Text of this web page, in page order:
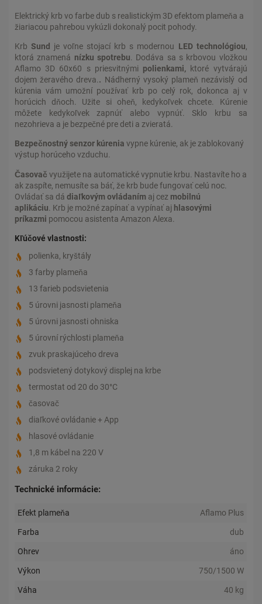
Elektrický krb vo farbe dub s realistickým 3D efektom plameňa a
žiariacou pahrebou vykúzli dokonalý pocit pohody.
KrbSund je voľne stojací krb s modernou LED technológiou,
ktorá znamená nízku spotrebu. Dodáva sa s krbovou vložkou
Aflamo 3D 60x60 s priesvitnými polienkami, ktoré vytvárajú
dojem žeravého dreva.. Nádherný vysoký plameň nezávislý od
kúrenia vám umožní používať krb po celý rok, dokonca aj v
horúcich dňoch. Užite si oheň, kedykoľvek chcete. Kúrenie
môžete kedykoľvek zapnúť alebo vypnúť. Sklo krbu sa
nezohrieva a je bezpečné pre deti a zvieratá.
Bezpečnostný senzor kúrenia vypne kúrenie, ak je zablokovaný
výstup horúceho vzduchu.
Časovač využijete na automatické vypnutie krbu. Nastavíte ho a
ak zaspíte, nemusíte sa báť, že krb bude fungovať celú noc.
Ovládať sa dá diaľkovým ovládaním aj cez mobilnú
aplikáciu . Krb je možné zapínať a vypínať aj hlasovými
príkazmi pomocou asistenta Amazon Alexa.
Kľúčové vlastnosti:
polienka, kryštály
3 farby plameňa
13 farieb podsvietenia
5 úrovni jasnosti plameňa
5 úrovni jasnosti ohniska
5 úrovní rýchlosti plameňa
zvuk praskajúceho dreva
podsvietený dotykový displej na krbe
termostat od 20 do 30°C
časovač
diaľkové ovládanie + App
hlasové ovládanie
1,8 m kábel na 220 V
záruka 2 roky
Technické informácie:
Efekt plameňa Aflamo Plus
Farba dub
Ohrev áno
Výkon 750/1500 W
Váha 40 kg